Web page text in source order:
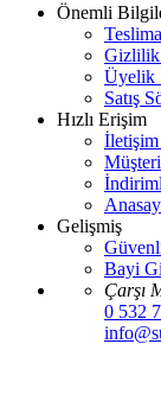
Önemli
Gizlilik
Üyelik
Satış
Hızlı Erişim
Gelişmiş
Bayi
Çarşı
0 532